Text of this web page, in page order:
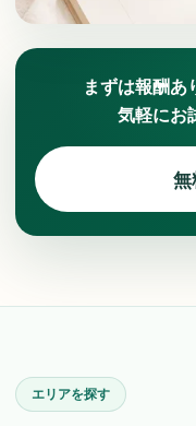
まずは報酬あ
気軽にお
無
エリアを探す